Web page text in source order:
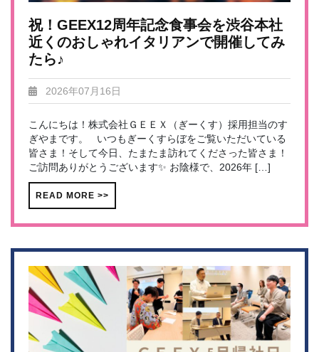
祝！GEEX12周年記念食事会を渋谷本社
近くのおしゃれイタリアンで開催してみ
たら♪
2026年07月16日
こんにちは！株式会社ＧＥＥＸ（ぎーくす）採用担当のす
ぎやまです。 いつもぎーくすらぼをご覧いただいている
皆さま！そして今日、たまたま訪れてくださった皆さま！
ご訪問ありがとうございます✨ お陰様で、2026年 […]
READ MORE >>